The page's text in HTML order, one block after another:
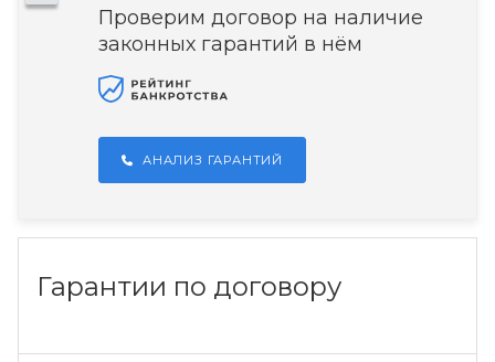
Проверим договор на наличие
законных гарантий в нём
АНАЛИЗ ГАРАНТИЙ
Гарантии по договору